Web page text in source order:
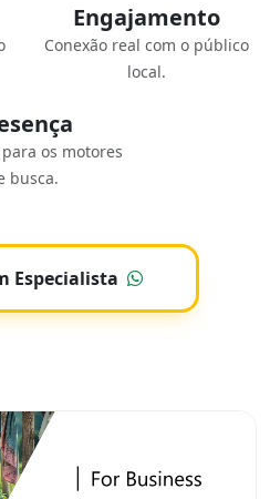
Engajamento
Conexão real com o público
local.
os motores
busca.
Especialista